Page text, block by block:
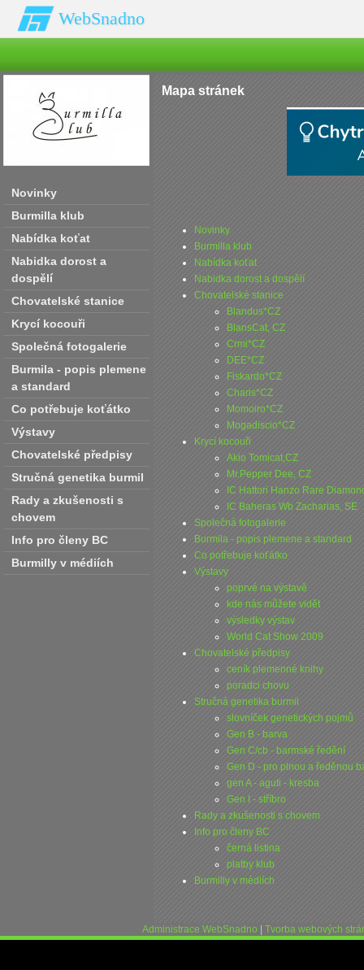
WebSnadno
Novinky
Burmilla klub
Nabídka koťat
Nabidka dorost a
dospělí
Chovatelské stanice
Krycí kocouři
Společná fotogalerie
Burmila - popis plemene
a standard
Co potřebuje koťátko
Výstavy
Chovatelské předpisy
Stručná genetika burmil
Rady a zkušenosti s
chovem
Info pro členy BC
Burmilly v médiích
Mapa stránek
Novinky
Burmilla klub
Nabídka koťat
Nabidka dorost a dospělí
Chovatelské stanice
Blandus*CZ
BlansCat‚ CZ
Crmi*CZ
DEE*CZ
Fiskardo*CZ
Charis*CZ
Momoiro*CZ
Mogadiscio*CZ
Krycí kocouři
Akio Tomicat‚CZ
Mr.Pepper Dee‚ CZ
IC Hattori Hanzo Rare
IC Baheras Wb Zacharias‚ SE
Společná fotogalerie
Burmila - popis plemene a standard
Co potřebuje koťátko
Výstavy
poprvé na výstavě
kde nás můžete vidět
výsledky výstav
World Cat Show 2009
Chovatelské předpisy
ceník plemenné knihy
poradci chovu
Stručná genetika burmil
slovníček genetických pojmů
Gen B - barva
Gen C/cb - barmské ředění
Gen D - pro plnou a ředěnou
gen A - aguti - kresba
Gen I - stříbro
Rady a zkušenosti s chovem
Info pro členy BC
černá listina
platby klub
Burmilly v médiích
Administrace WebSnadno Tvorba webových